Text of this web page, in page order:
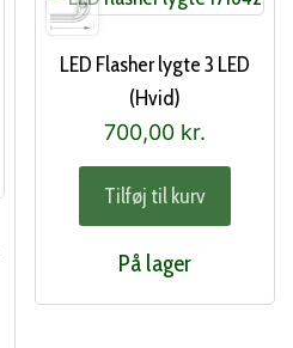
LED Flasher lygte 3 LED
(Hvid)
700,00 kr.
Tilføj til kurv
På lager